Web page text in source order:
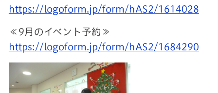
https://logoform.jp/form/hAS2/1614028
≪9月のイベント予約≫
https://logoform.jp/form/hAS2/1684290